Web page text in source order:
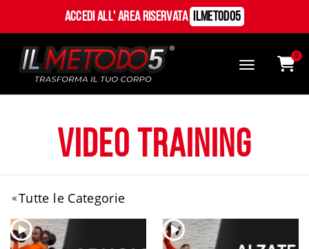
Accedi all' Area Riservata ILMetodo5
0
Video Training
Tutte le Categorie